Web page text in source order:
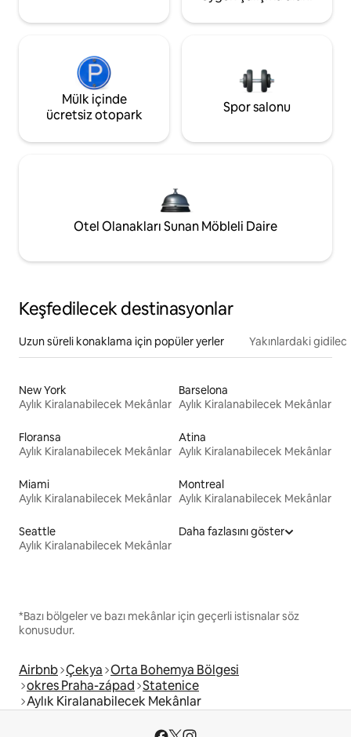
Mülk içinde
ücretsiz otopark
Spor salonu
Otel Olanakları Sunan Möbleli Daire
Keşfedilecek destinasyonlar
Uzun süreli konaklama için popüler yerler Yakınlardaki
New York
Aylık Kiralanabilecek Mekânlar
Barselona
Aylık Kiralanabilecek Mekânlar
Floransa
Aylık Kiralanabilecek Mekânlar
Atina
Aylık Kiralanabilecek Mekânlar
Miami
Aylık Kiralanabilecek Mekânlar
Montreal
Aylık Kiralanabilecek Mekânlar
Seattle
Aylık Kiralanabilecek Mekânlar
Daha fazlasını göster
*Bazı bölgeler ve bazı mekânlar için geçerli istisnalar söz
konusudur.
Airbnb Çekya Orta Bohemya Bölgesi
okres Praha-západ Statenice
Aylık Kiralanabilecek Mekânlar